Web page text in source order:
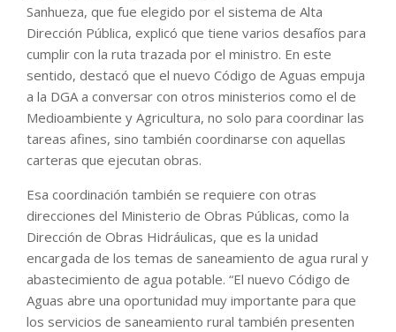
Sanhueza, que fue elegido por el sistema de Alta
Dirección Pública, explicó que tiene varios desafíos para
cumplir con la ruta trazada por el ministro. En este
sentido, destacó que el nuevo Código de Aguas empuja
a la DGA a conversar con otros ministerios como el de
Medioambiente y Agricultura, no solo para coordinar las
tareas afines, sino también coordinarse con aquellas
carteras que ejecutan obras.
Esa coordinación también se requiere con otras
direcciones del Ministerio de Obras Públicas, como la
Dirección de Obras Hidráulicas, que es la unidad
encargada de los temas de saneamiento de agua rural y
abastecimiento de agua potable. “El nuevo Código de
Aguas abre una oportunidad muy importante para que
los servicios de saneamiento rural también presenten